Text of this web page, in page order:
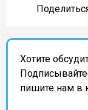
Хотите
пишите нам в